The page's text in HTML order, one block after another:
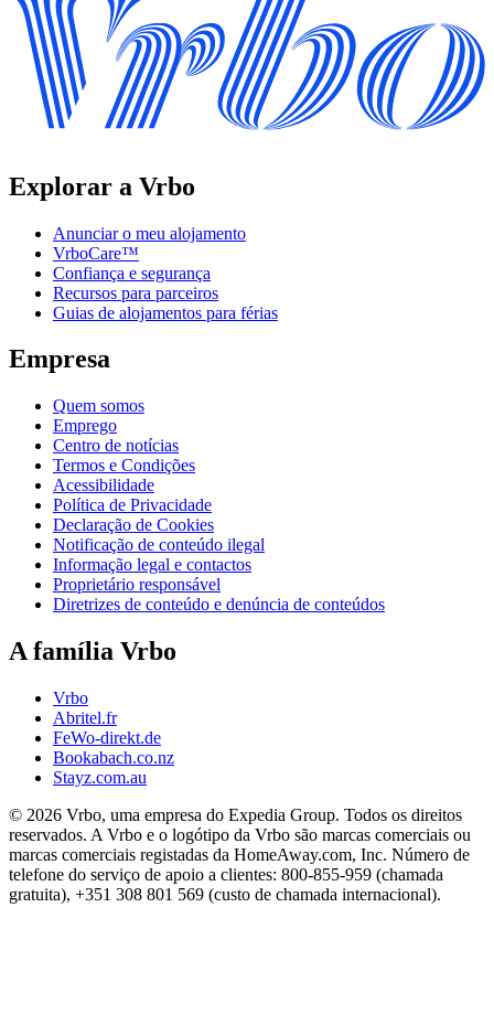
Explorar a Vrbo
Anunciar o meu alojamento
VrboCare™
Confiança e segurança
Recursos para parceiros
Guias de alojamentos para férias
Empresa
Quem somos
Emprego
Centro de notícias
Termos e Condições
Acessibilidade
Política de Privacidade
Declaração de Cookies
Notificação de conteúdo ilegal
Informação legal e contactos
Proprietário responsável
Diretrizes de conteúdo e denúncia de conteúdos
A família Vrbo
Vrbo
Abritel.fr
FeWo-direkt.de
Bookabach.co.nz
Stayz.com.au
© 2026 Vrbo, uma empresa do Expedia Group. Todos os direitos
reservados. A Vrbo e o logótipo da Vrbo são marcas comerciais ou
marcas comerciais registadas da HomeAway.com, Inc. Número de
telefone do serviço de apoio a clientes: 800-855-959 (chamada
gratuita), +351 308 801 569 (custo de chamada internacional).